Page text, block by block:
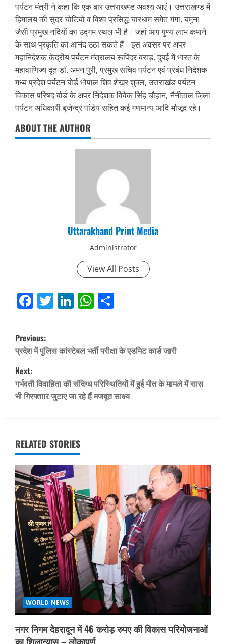
पर्यटन मंत्री ने कहा कि एक बार उत्तराखण्ड अवश्य आएं। उत्तराखण्ड में
हिमालय की सुंदर चोटियों व विश्व प्रसिद्ध चारधाम समेत गंगा, यमुना
जैसी प्रमुख नदियों का उद्गम स्थल भी है। जहां आप पुण्य लाभ कमाने
के साथ प्रकृति का आनंद उठा सकते हैं। इस अवसर पर अपर
महानिदेशक केंद्रीय पर्यटन मंत्रालय रूपिंदर बराड़, दुबई में भारत के
महावाणिज्य दूत डॉ. अमन पुरी, प्रमुख सचिव पर्यटन एवं प्रबंध निदेशक
मध्य प्रदेश पर्यटन बोर्ड भोपाल शिव शेखर शुक्ल, उत्तराखंड पर्यटन
विकास परिषद बोर्ड के अपर निदेशक विवेक सिंह चौहान, नैनीताल जिला
पर्यटन अधिकारी बृजेन्द्र पांडेय सहित कई गणमान्य आदि मौजूद रहे।
ABOUT THE AUTHOR
Uttarakhand Print Media
Administrator
View All Posts
Facebook
Twitter
LinkedIn
WhatsApp
P
o
s
t
a
v
i
g
a
t
i
o
n
Previous:
प्रदेश में पुलिस कांस्टेबल भर्ती परीक्षा के एडमिट कार्ड जारी
Next:
गर्भवती विवाहिता की संदिग्ध परिस्थितियों में हुई मौत के मामले में सास
भी गिरफ्ताार जुटाए जा रहे हैं मजबूत साक्ष्य
RELATED STORIES
WORLD NEWS
नगर निगम देहरादून में 46 करोड़ रुपए की विकास परियोजनाओं
का शिलान्यास – लोकापर्ण